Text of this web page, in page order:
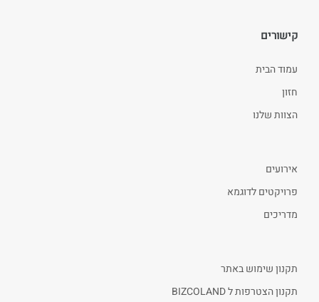
קישורים
עמוד הבית
חזון
הצוות שלנו
אירועים
פרויקטים לדוגמא
מדריכים
תקנון שימוש באתר
תקנון הצטרפות ל BIZCOLAND